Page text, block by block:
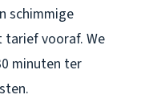
schimmige
tarief vooraf. We
minuten ter